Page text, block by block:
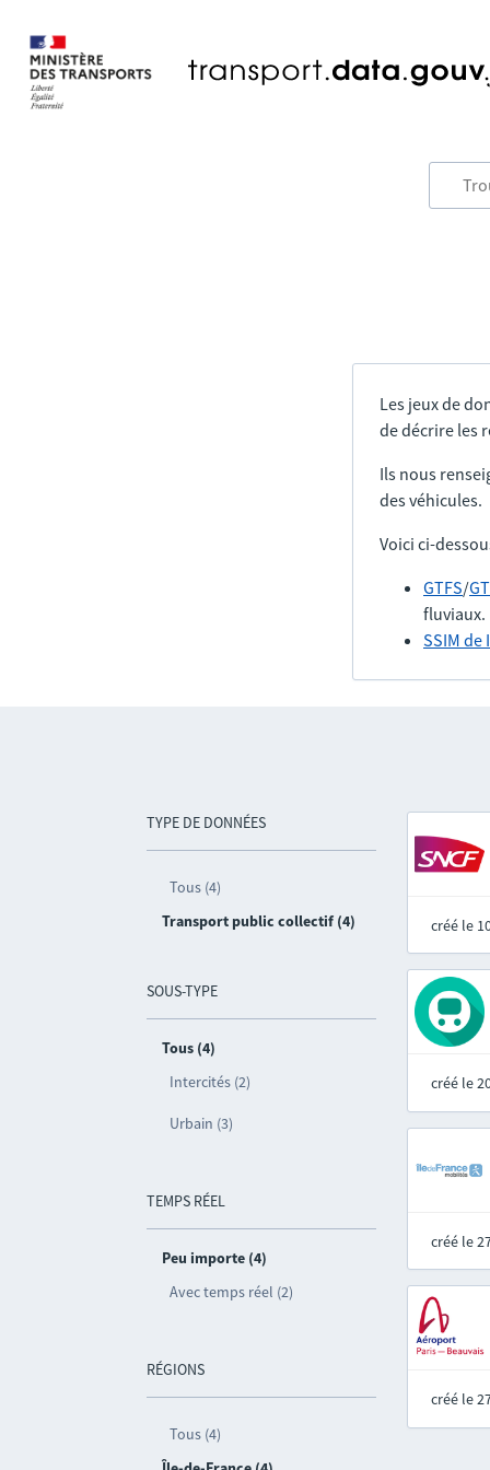
Les jeux de
de décrire les
Ils nous
des véhicules.
Voici ci-
GTFS/
fluviaux.
SSIM de
TYPE DE DONNÉES
Tous (4)
Transport public collectif (4)
SOUS-TYPE
Tous (4)
Intercités (2)
Urbain (3)
TEMPS RÉEL
Peu importe (4)
Avec temps réel (2)
RÉGIONS
Tous (4)
créé le
créé le
créé le
créé le